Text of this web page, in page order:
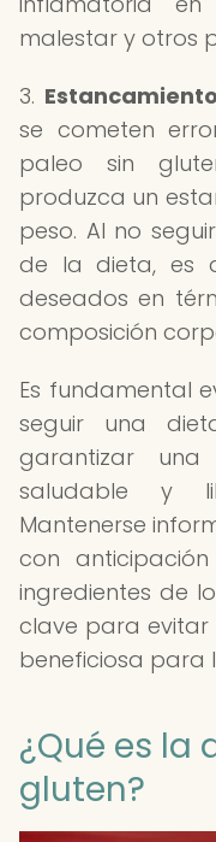
malestar y otros
3.
se cometen
paleo sin
produzca un
peso. Al no
de la dieta, es
deseados en
composición
Es fundamental
seguir una
garantizar una
saludable y
Mantenerse
con
ingredientes de
clave para evitar
beneficiosa para
¿Qué es la
gluten?